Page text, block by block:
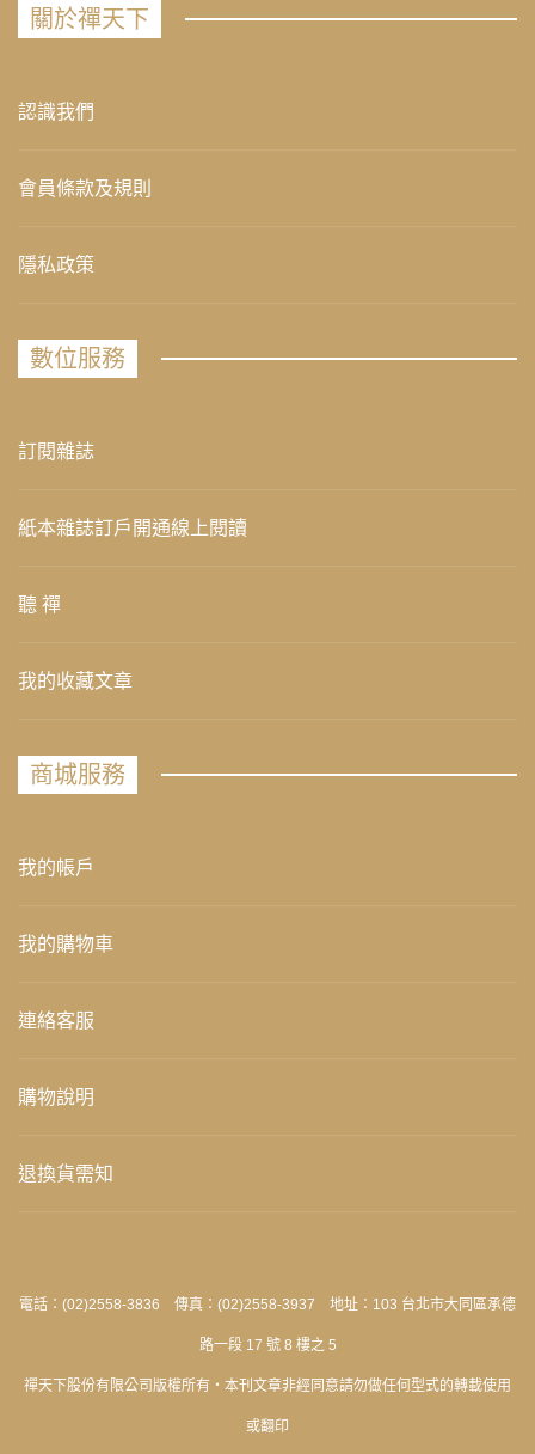
關於禪天下
認識我們
會員條款及規則
隱私政策
數位服務
訂閱雜誌
紙本雜誌訂戶開通線上閱讀
聽 禪
我的收藏文章
商城服務
我的帳戶
我的購物車
連絡客服
購物說明
退換貨需知
電話：(02)2558-3836 傳真：(02)2558-3937 地址：103 台北市大同區承德
路一段 17 號 8 樓之 5
禪天下股份有限公司版權所有‧本刊文章非經同意請勿做任何型式的轉載使用
或翻印